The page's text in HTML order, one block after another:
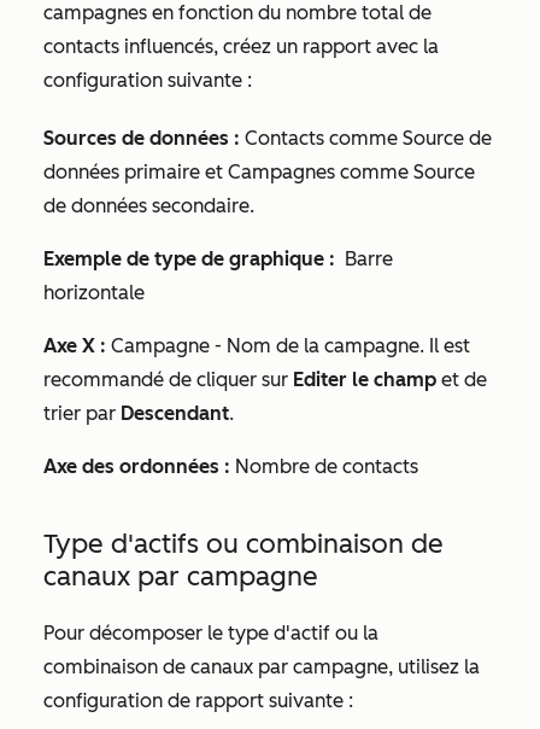
campagnes en fonction du nombre total de
contacts influencés, créez un rapport avec la
configuration suivante :
Sources de données : Contacts comme Source de
données primaire et Campagnes comme Source
de données secondaire.
Exemple de type de graphique : Barre
horizontale
Axe X : Campagne - Nom de la campagne. Il est
recommandé de cliquer sur Editer le champ et de
trier par Descendant.
Axe des ordonnées : Nombre de contacts
Type d'actifs ou combinaison de
canaux par campagne
Pour décomposer le type d'actif ou la
combinaison de canaux par campagne, utilisez la
configuration de rapport suivante :